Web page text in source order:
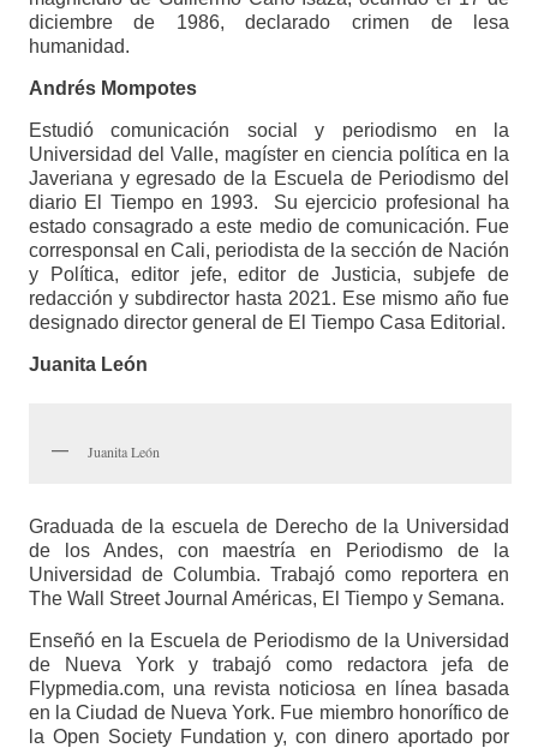
diciembre de 1986, declarado crimen de lesa
humanidad.
Andrés Mompotes
Estudió comunicación social y periodismo en la
Universidad del Valle, magíster en ciencia política en la
Javeriana y egresado de la Escuela de Periodismo del
diario El Tiempo en 1993. Su ejercicio profesional ha
estado consagrado a este medio de comunicación. Fue
corresponsal en Cali, periodista de la sección de Nación
y Política, editor jefe, editor de Justicia, subjefe de
redacción y subdirector hasta 2021. Ese mismo año fue
designado director general de El Tiempo Casa Editorial.
Juanita León
Juanita León
Graduada de la escuela de Derecho de la Universidad
de los Andes, con maestría en Periodismo de la
Universidad de Columbia. Trabajó como reportera en
The Wall Street Journal Américas, El Tiempo y Semana.
Enseñó en la Escuela de Periodismo de la Universidad
de Nueva York y trabajó como redactora jefa de
Flypmedia.com, una revista noticiosa en línea basada
en la Ciudad de Nueva York. Fue miembro honorífico de
la Open Society Fundation y, con dinero aportado por